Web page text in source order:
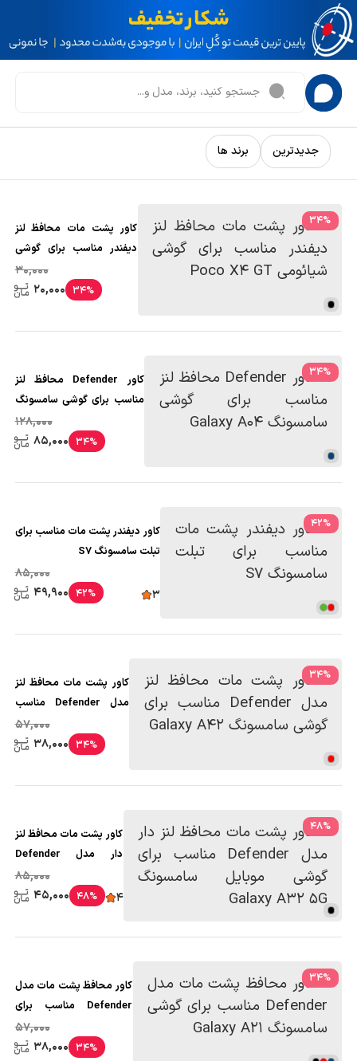
جدیدترین برند ها
%
34
کاور پشت مات محافظ لنز
دیفندر مناسب برای گوشی
30,000
34%
20,000
%
34
کاور Defender محافظ لنز
مناسب برای گوشی سامسونگ
128,000
34%
85,000
%
42
کاور دیفندر پشت مات مناسب برای
تبلت سامسونگ S7
3
85,000
42%
49,900
%
34
کاور پشت مات محافظ لنز
مدل Defender مناسب
برای گوشی سامسونگ
Galaxy A42
57,000
34%
38,000
%
48
کاور پشت مات محافظ لنز
دار مدل Defender
مناسب برای گوشی
موبایل سامسونگ
4
85,000
48%
45,000
%
34
کاور محافظ پشت مات مدل
Defender مناسب برای
گوشی سامسونگ Galaxy
57,000
34%
38,000